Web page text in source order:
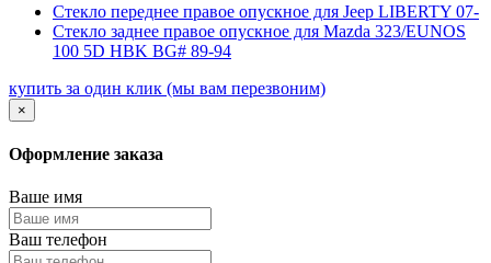
Стекло переднее правое опускное для Jeep LIBERTY 07-
Стекло заднее правое опускное для Mazda 323/EUNOS
100 5D HBK BG# 89-94
купить за один клик (мы вам перезвоним)
×
Оформление заказа
Ваше имя
Ваш телефон